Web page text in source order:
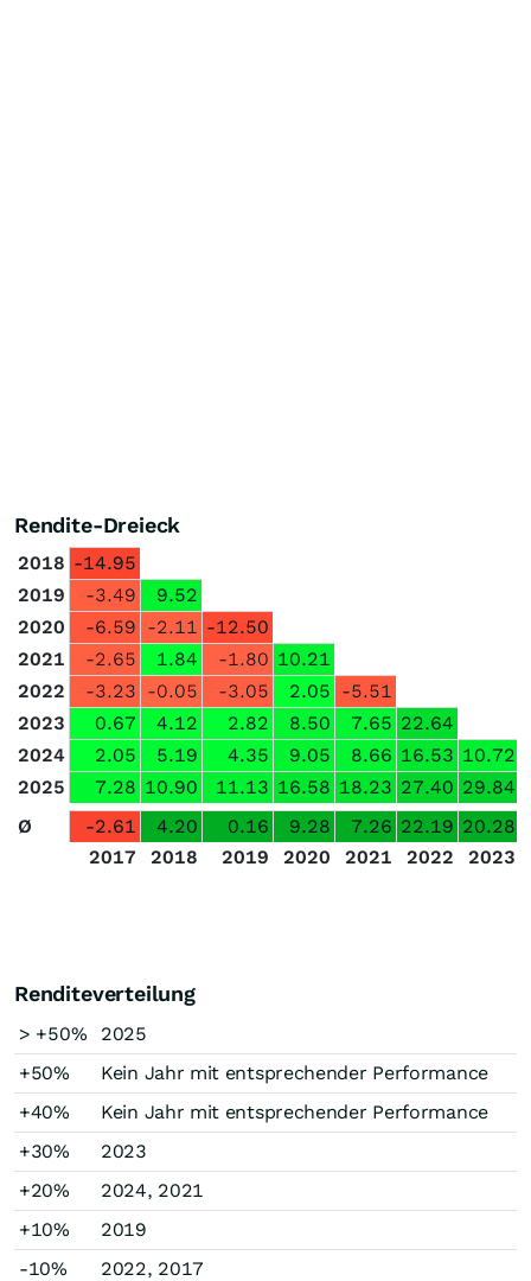
Rendite-Dreieck
2018 -14.95
2019
-3.49
9.52
2020
-6.59 -2.11 -12.50
2021
-2.65 1.84 -1.80 10.21
2022
-3.23 -0.05 -3.05 2.05 -5.51
2023
0.67 4.12 2.82 8.50 7.65 22.64
2024
2.05 5.19 4.35 9.05 8.66 16.53 10.72
2025
7.28 10.90 11.13 16.58 18.23 27.40 29.84
Ø
-2.61 4.20 0.16 9.28 7.26 22.19 20.28
2017
2018 2019 2020 2021 2022 2023
Renditeverteilung
> +50%
2025
+50%
Kein Jahr mit entsprechender Performance
+40%
Kein Jahr mit entsprechender Performance
+30%
2023
+20%
2024, 2021
+10%
2019
-10%
2022, 2017